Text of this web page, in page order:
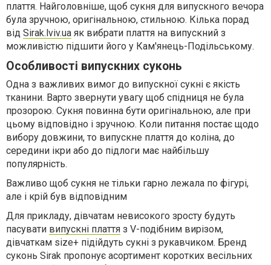
плаття. Найголовніше, щоб сукня для випускного вечора
була зручною, оригінальною, стильною. Кілька порад
від Sirak.lviv.ua як вибрати плаття на випускний з
можливістю підшити його у Кам'янець-Подільському.
Особливості випускних суконь
Одна з важливих вимог до випускної сукні є якість
тканини. Варто звернути увагу щоб спідниця не була
прозорою. Сукня повинна бути оригінальною, але при
цьому відповідно і зручною. Коли питання постає щодо
вибору довжини, то випускне плаття до коліна, до
середини ікри або до підлоги має найбільшу
популярність.
Важливо щоб сукня не тільки гарно лежала по фігурі,
але і крій був відповідним
Для прикладу, дівчатам невисокого зросту будуть
пасувати випускні плаття з V-подібним вирізом,
дівчаткам size+ підійдуть сукні з рукавчиком. Бренд
суконь Sirak пропонує асортимент коротких весільних